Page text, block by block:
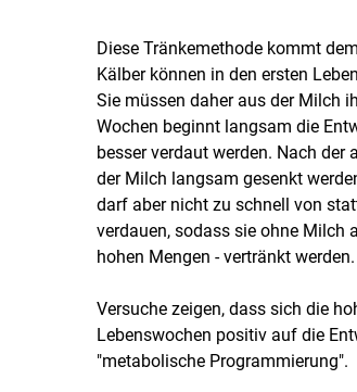
Diese Tränkemethode kommt
Kälber können in den ersten
Sie müssen daher aus der Milch
Wochen beginnt langsam die
besser verdaut werden. Nach
der Milch langsam gesenkt
darf aber nicht zu schnell von
verdauen, sodass sie ohne Milch
hohen Mengen - vertränkt werden.
Versuche zeigen, dass sich die
Lebenswochen positiv auf die
"metabolische Programmierung".